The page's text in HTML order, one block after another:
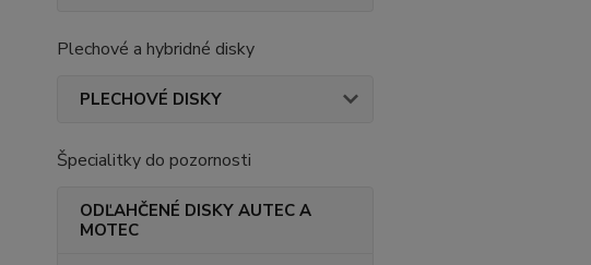
Plechové a hybridné disky
PLECHOVÉ DISKY
Špecialitky do pozornosti
ODĽAHČENÉ DISKY AUTEC A
MOTEC